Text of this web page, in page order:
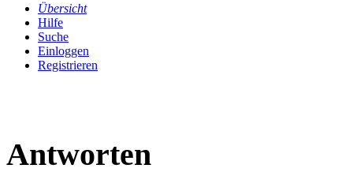
Übersicht
Hilfe
Suche
Einloggen
Registrieren
Antworten